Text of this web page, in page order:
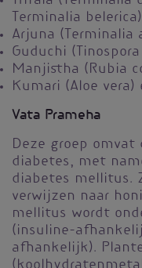
Terminalia belerica)
Arjuna (Terminalia
Guduchi
Manjistha (Rubia
Kumari (Aloe
Vata Prameha
Deze groep omvat
diabetes, met
diabetes mellitus.
verwijzen naar
mellitus wordt
(insuline-
afhankelijk).